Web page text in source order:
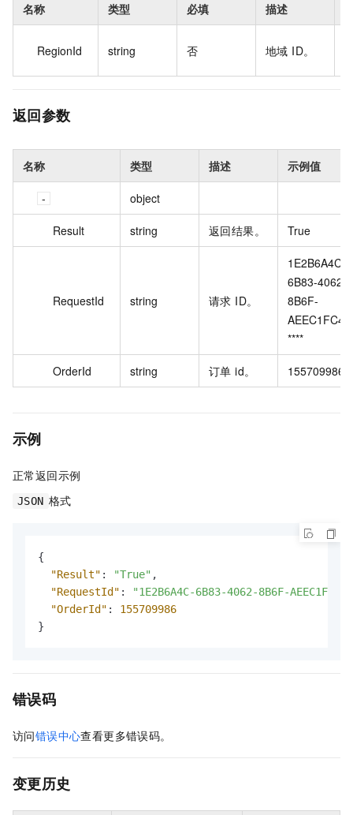
名称 类型 必填 描述
RegionId string 否 地域 ID。
返回参数
名称 类型 描述 示例值
object
Result string 返回结果。 True
RequestId string 请求 ID。
1E2B6A4C-
6B83-4062-
8B6F-
AEEC1FC4
****
OrderId string 订单 id。 155709986
示例
正常返回示例
JSON 格式
{
"Result" : "True" ,
"RequestId" :
"1E2B6A4C-6B83-4062-8B6F-
"OrderId" :
155709986
}
错误码
访问错误中心查看更多错误码。
变更历史